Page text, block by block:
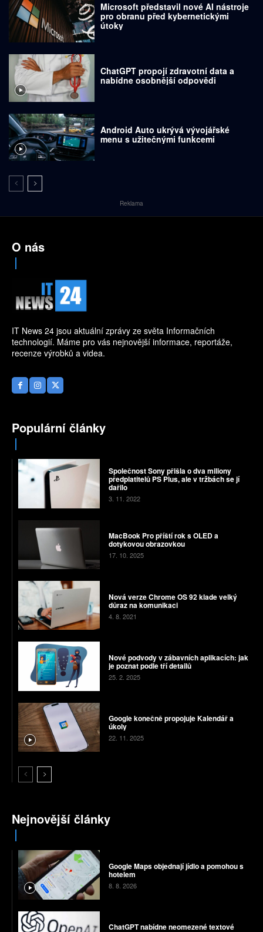
Microsoft představil nové AI nástroje
pro obranu před kybernetickými
útoky
ChatGPT propojí zdravotní data a
nabídne osobnější odpovědi
Android Auto ukrývá vývojářské
menu s užitečnými funkcemi
Reklama
O nás
IT News 24 jsou aktuální zprávy ze světa Informačních
technologií. Máme pro vás nejnovější informace, reportáže,
recenze výrobků a videa.
Populární články
Společnost Sony přišla o dva miliony
předplatitelů PS Plus, ale v tržbách se jí
dařilo
3. 11. 2022
MacBook Pro příští rok s OLED a
dotykovou obrazovkou
17. 10. 2025
Nová verze Chrome OS 92 klade velký
důraz na komunikaci
4. 8. 2021
Nové podvody v zábavních aplikacích: jak
je poznat podle tří detailů
25. 2. 2025
Google konečně propojuje Kalendář a
úkoly
22. 11. 2025
Nejnovější články
Google Maps objednají jídlo a pomohou s
hotelem
8. 8. 2026
ChatGPT nabídne neomezené textové